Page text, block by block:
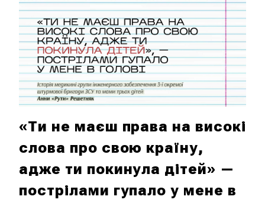
«Ти не маєш права на високі
слова про свою країну,
адже ти покинула дітей» —
пострілами гупало у мене в